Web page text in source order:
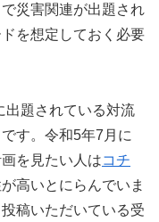
災害関連が出題され
を想定しておく必要
出題されている対流
す。令和5年7月に
を見たい人はコチ
高いとにらんでいま
稿いただいている受